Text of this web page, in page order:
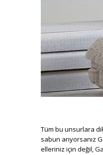
Tüm bu unsurlara
sabun arıyorsanız
elleriniz için değil,